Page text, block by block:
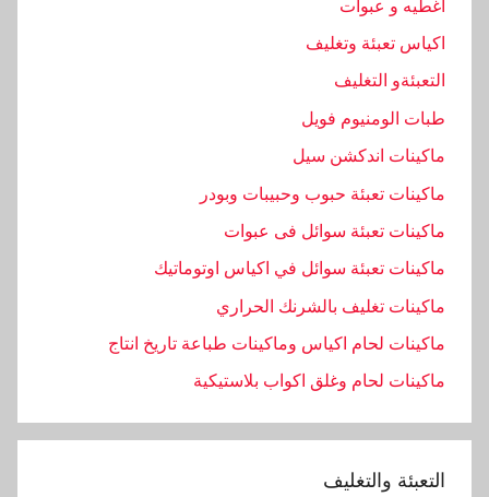
اغطيه و عبوات
اكياس تعبئة وتغليف
التعبئةو التغليف
طبات الومنيوم فويل
ماكينات اندكشن سيل
ماكينات تعبئة حبوب وحبيبات وبودر
ماكينات تعبئة سوائل فى عبوات
ماكينات تعبئة سوائل في اكياس اوتوماتيك
ماكينات تغليف بالشرنك الحراري
ماكينات لحام اكياس وماكينات طباعة تاريخ انتاج
ماكينات لحام وغلق اكواب بلاستيكية
التعبئة والتغليف